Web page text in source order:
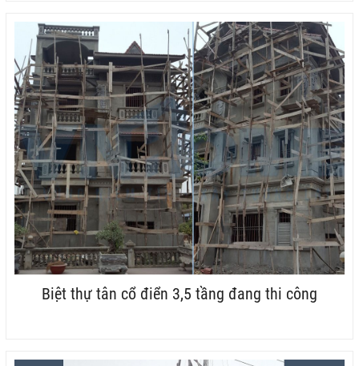
Biệt thự tân cổ điển 3,5 tầng đang thi công